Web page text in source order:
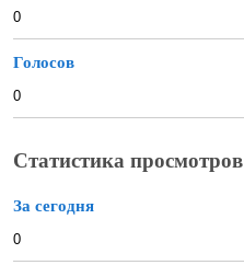
0
Голосов
0
Статистика просмотров
За сегодня
0